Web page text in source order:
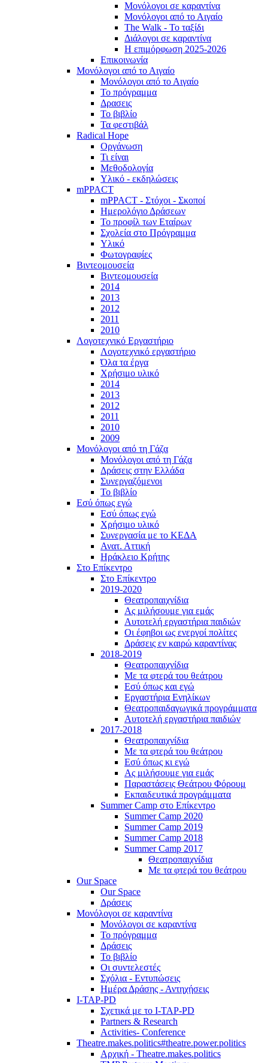
Μονόλογοι σε καραντίνα
Μονόλογοι από το Αιγαίο
The Walk - Το ταξίδι
Διάλογοι σε καραντίνα
Η επιμόρφωση 2025-2026
Επικοινωνία
Μονόλογοι από το Αιγαίο
Μονόλογοι από το Αιγαίο
Το πρόγραμμα
Δρασεις
Το βιβλίο
Τα φεστιβάλ
Radical Hope
Οργάνωση
Τι είναι
Μεθοδολογία
Υλικό - εκδηλώσεις
mPPACT
mPPACT - Στόχοι - Σκοποί
Ημερολόγιο Δράσεων
Το προφίλ των Εταίρων
Σχολεία στο Πρόγραμμα
Υλικό
Φωτογραφίες
Βιντεομουσεία
Βιντεομουσεία
2014
2013
2012
2011
2010
Λογοτεχνικό Εργαστήριο
Λογοτεχνικό εργαστήριο
Όλα τα έργα
Χρήσιμο υλικό
2014
2013
2012
2011
2010
2009
Μονόλογοι από τη Γάζα
Μονόλογοι από τη Γάζα
Δράσεις στην Ελλάδα
Συνεργαζόμενοι
To βιβλίο
Εσύ όπως εγώ
Εσύ όπως εγώ
Χρήσιμο υλικό
Συνεργασία με το ΚΕΔΑ
Ανατ. Αττική
Ηράκλειο Κρήτης
Στο Επίκεντρο
Στο Επίκεντρο
2019-2020
Θεατροπαιχνίδια
Ας μιλήσουμε για εμάς
Αυτοτελή εργαστήρια παιδιών
Οι έφηβοι ως ενεργοί πολίτες
Δράσεις εν καιρώ καραντίνας
2018-2019
Θεατροπαιχνίδια
Με τα φτερά του θεάτρου
Εσύ όπως και εγώ
Εργαστήρια Ενηλίκων
Θεατροπαιδαγωγικά προγράμματα
Αυτοτελή εργαστήρια παιδιών
2017-2018
Θεατροπαιχνίδια
Με τα φτερά του θεάτρου
Εσύ όπως κι εγώ
Ας μιλήσουμε για εμάς
Παραστάσεις Θεάτρου Φόρουμ
Εκπαιδευτικά προγράμματα
Summer Camp στο Επίκεντρο
Summer Camp 2020
Summer Camp 2019
Summer Camp 2018
Summer Camp 2017
Θεατροπαιχνίδια
Με τα φτερά του θεάτρου
Our Space
Our Space
Δράσεις
Μονόλογοι σε καραντίνα
Μονόλογοι σε καραντίνα
Το πρόγραμμα
Δράσεις
Το βιβλίο
Οι συντελεστές
Σχόλια - Εντυπώσεις
Ημέρα Δράσης - Αντηχήσεις
I-TAP-PD
Σχετικά με το I-TAP-PD
Partners & Research
Activities- Conference
Theatre.makes.politics#theatre.power.politics
Αρχική - Theatre.makes.politics